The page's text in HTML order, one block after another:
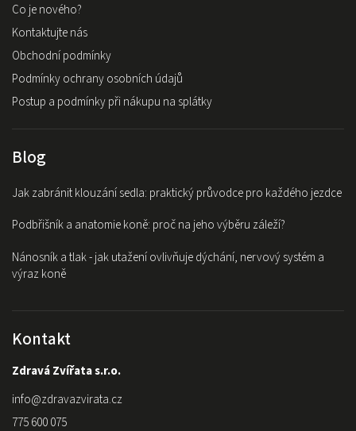
Co je nového?
Kontaktujte nás
Obchodní podmínky
Podmínky ochrany osobních údajů
Postup a podmínky při nákupu na splátky
Blog
Jak zabránit klouzání sedla: praktický průvodce pro každého jezdce
Podbřišník a anatomie koně: proč na jeho výběru záleží?
Nánosník a tlak - jak utažení ovlivňuje dýchání, nervový systém a
výraz koně
Kontakt
Zdravá Zvířata s.r.o.
info@zdravazvirata.cz
775 600 075